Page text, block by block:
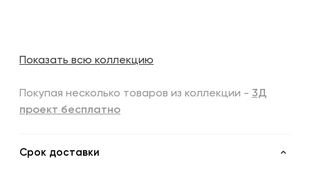
Показать всю коллекцию
Покупая несколько товаров из коллекции - 3Д
проект бесплатно
Срок доставки